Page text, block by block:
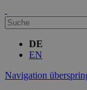
DE
EN
Navigation